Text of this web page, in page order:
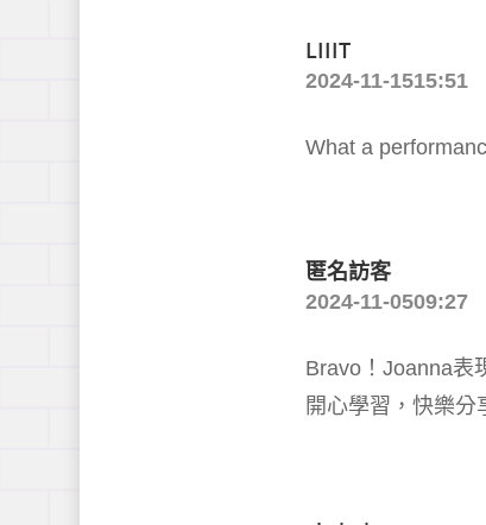
LIIIT
2024-11-1515:51
What a
匿名訪客
2024-11-0509:27
Bravo！Joanna表
開心學習，快樂分